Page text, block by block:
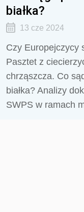
białka?
13 cze 2024
Czy Europejczycy
Pasztet z
chrząszcza. Co
białka? Analizy
SWPS w ramach